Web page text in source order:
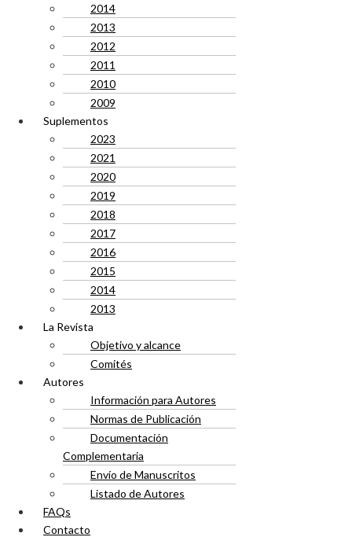
2014
2013
2012
2011
2010
2009
Suplementos
2023
2021
2020
2019
2018
2017
2016
2015
2014
2013
La Revista
Objetivo y alcance
Comités
Autores
Información para Autores
Normas de Publicación
Documentación
Complementaria
Envío de Manuscritos
Listado de Autores
FAQs
Contacto